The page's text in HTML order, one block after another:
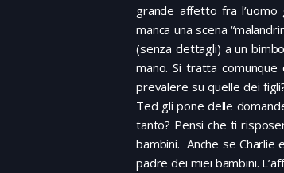
grande affetto fra l’uomo
manca una scena
(senza dettagli) a un
mano. Si tratta
prevalere su quelle dei
Ted gli pone delle
tanto? Pensi che ti
bambini. Anche se Charlie
padre dei miei bambini.